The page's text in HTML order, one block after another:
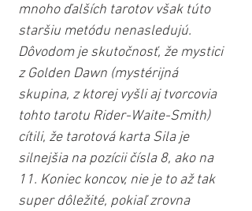
mnoho ďalších tarotov však túto
staršiu metódu nenasledujú.
Dôvodom je skutočnosť, že mystici
z Golden Dawn (mystérijná
skupina, z ktorej vyšli aj tvorcovia
tohto tarotu Rider-Waite-Smith)
cítili, že tarotová karta Sila je
silnejšia na pozícii čísla 8, ako na
11. Koniec koncov, nie je to až tak
super dôležité, pokiaľ zrovna